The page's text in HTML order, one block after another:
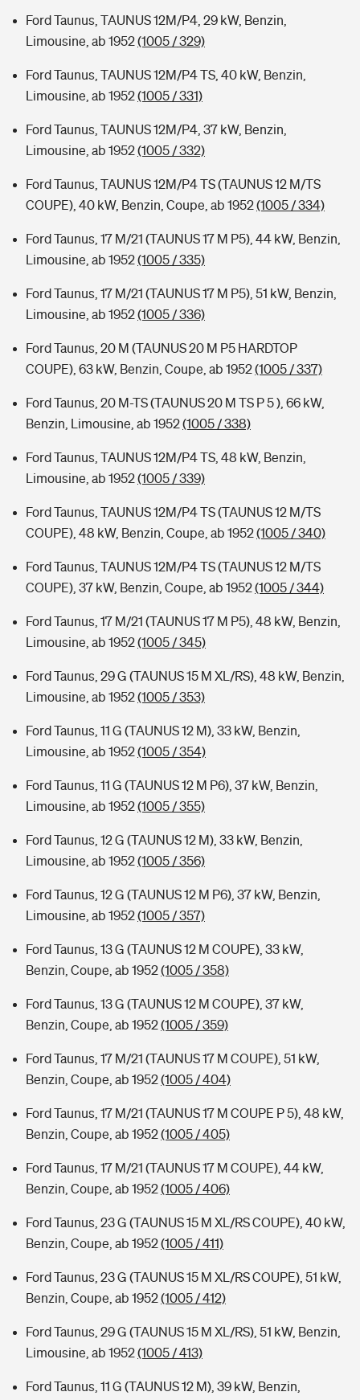
Ford Taunus, TAUNUS 12M/P4, 29 kW, Benzin,
Limousine, ab 1952(1005 / 329)
Ford Taunus, TAUNUS 12M/P4 TS, 40 kW, Benzin,
Limousine, ab 1952(1005 / 331)
Ford Taunus, TAUNUS 12M/P4, 37 kW, Benzin,
Limousine, ab 1952(1005 / 332)
Ford Taunus, TAUNUS 12M/P4 TS (TAUNUS 12 M/TS
COUPE), 40 kW, Benzin, Coupe, ab 1952(1005 / 334)
Ford Taunus, 17 M/21 (TAUNUS 17 M P5), 44 kW, Benzin,
Limousine, ab 1952(1005 / 335)
Ford Taunus, 17 M/21 (TAUNUS 17 M P5), 51 kW, Benzin,
Limousine, ab 1952(1005 / 336)
Ford Taunus, 20 M (TAUNUS 20 M P5 HARDTOP
COUPE), 63 kW, Benzin, Coupe, ab 1952(1005 / 337)
Ford Taunus, 20 M-TS (TAUNUS 20 M TS P 5 ), 66 kW,
Benzin, Limousine, ab 1952(1005 / 338)
Ford Taunus, TAUNUS 12M/P4 TS, 48 kW, Benzin,
Limousine, ab 1952(1005 / 339)
Ford Taunus, TAUNUS 12M/P4 TS (TAUNUS 12 M/TS
COUPE), 48 kW, Benzin, Coupe, ab 1952(1005 / 340)
Ford Taunus, TAUNUS 12M/P4 TS (TAUNUS 12 M/TS
COUPE), 37 kW, Benzin, Coupe, ab 1952(1005 / 344)
Ford Taunus, 17 M/21 (TAUNUS 17 M P5), 48 kW, Benzin,
Limousine, ab 1952(1005 / 345)
Ford Taunus, 29 G (TAUNUS 15 M XL/RS), 48 kW, Benzin,
Limousine, ab 1952(1005 / 353)
Ford Taunus, 11 G (TAUNUS 12 M), 33 kW, Benzin,
Limousine, ab 1952(1005 / 354)
Ford Taunus, 11 G (TAUNUS 12 M P6), 37 kW, Benzin,
Limousine, ab 1952(1005 / 355)
Ford Taunus, 12 G (TAUNUS 12 M), 33 kW, Benzin,
Limousine, ab 1952(1005 / 356)
Ford Taunus, 12 G (TAUNUS 12 M P6), 37 kW, Benzin,
Limousine, ab 1952(1005 / 357)
Ford Taunus, 13 G (TAUNUS 12 M COUPE), 33 kW,
Benzin, Coupe, ab 1952(1005 / 358)
Ford Taunus, 13 G (TAUNUS 12 M COUPE), 37 kW,
Benzin, Coupe, ab 1952(1005 / 359)
Ford Taunus, 17 M/21 (TAUNUS 17 M COUPE), 51 kW,
Benzin, Coupe, ab 1952(1005 / 404)
Ford Taunus, 17 M/21 (TAUNUS 17 M COUPE P 5), 48 kW,
Benzin, Coupe, ab 1952(1005 / 405)
Ford Taunus, 17 M/21 (TAUNUS 17 M COUPE), 44 kW,
Benzin, Coupe, ab 1952(1005 / 406)
Ford Taunus, 23 G (TAUNUS 15 M XL/RS COUPE), 40 kW,
Benzin, Coupe, ab 1952(1005 / 411)
Ford Taunus, 23 G (TAUNUS 15 M XL/RS COUPE), 51 kW,
Benzin, Coupe, ab 1952(1005 / 412)
Ford Taunus, 29 G (TAUNUS 15 M XL/RS), 51 kW, Benzin,
Limousine, ab 1952(1005 / 413)
Ford Taunus, 11 G (TAUNUS 12 M), 39 kW, Benzin,